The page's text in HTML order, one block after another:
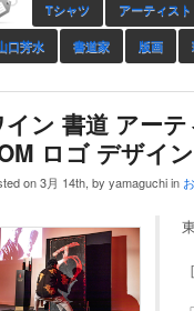
Tシャツ アーティスト
口芳水 書道家 版画
イン 書道 アー
ロゴ デザイ
on 3月 14th, by yamaguchi in